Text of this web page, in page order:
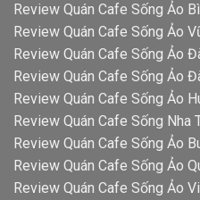
Review Quán Cafe Sống Ảo
Review Quán Cafe Sống Ảo
Review Quán Cafe Sống Ảo
Review Quán Cafe Sống Ảo
Review Quán Cafe Sống Ảo
Review Quán Cafe Sống Nha
Review Quán Cafe Sống Ảo
Review Quán Cafe Sống Ảo
Review Quán Cafe Sống Ảo